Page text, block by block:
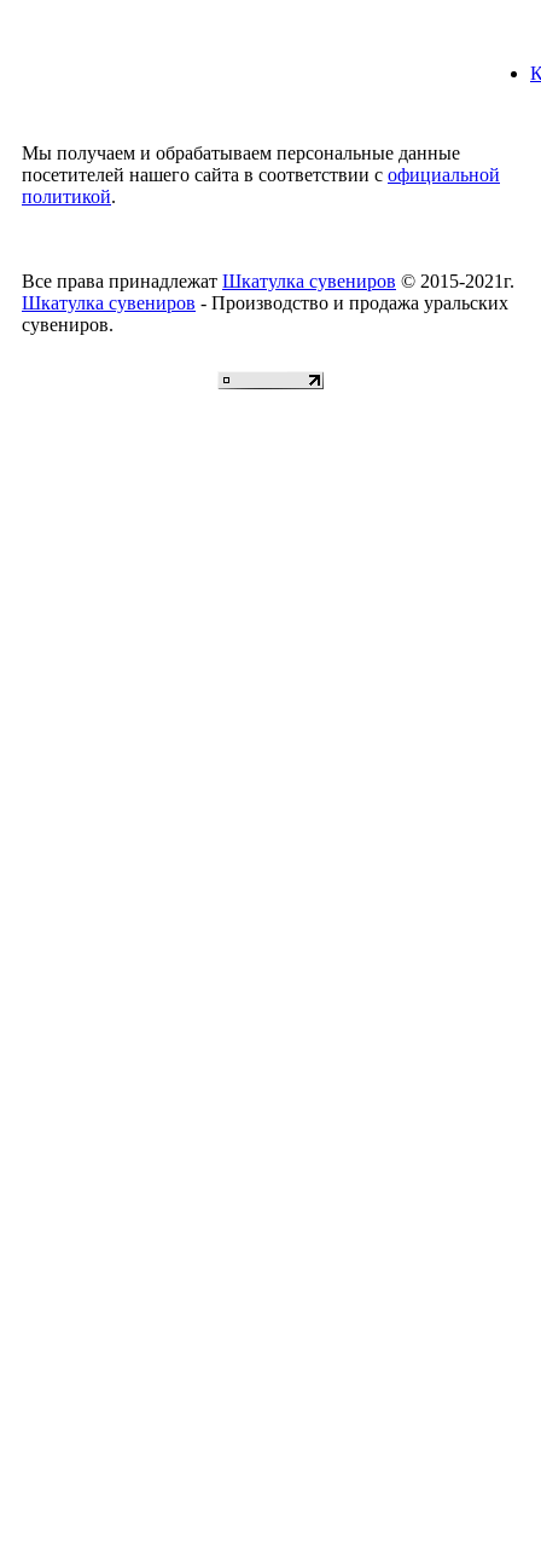
Мы получаем и обрабатываем персональные данные
посетителей нашего сайта в соответствии с официальной
политикой.
Все права принадлежат Шкатулка сувениров © 2015-2021г.
Шкатулка сувениров - Производство и продажа уральских
сувениров.